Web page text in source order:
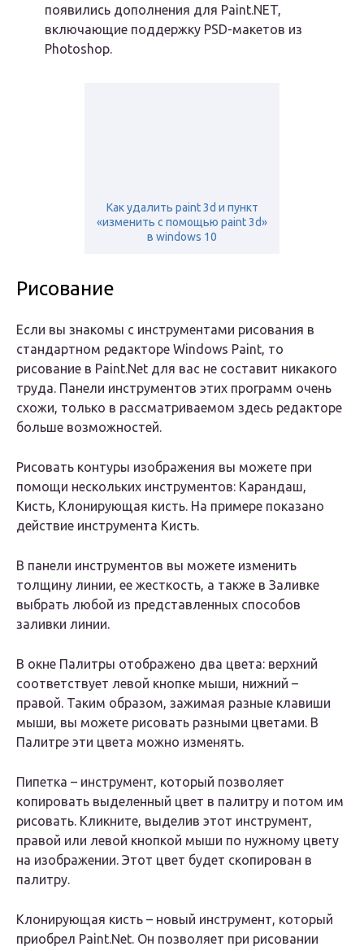
появились дополнения для Paint.NET,
включающие поддержку PSD-макетов из
Photoshop.
Как удалить paint 3d и пункт
«изменить с помощью paint 3d»
в windows 10
Рисование
Если вы знакомы с инструментами рисования в
стандартном редакторе Windows Paint, то
рисование в Paint.Net для вас не составит никакого
труда. Панели инструментов этих программ очень
схожи, только в рассматриваемом здесь редакторе
больше возможностей.
Рисовать контуры изображения вы можете при
помощи нескольких инструментов: Карандаш,
Кисть, Клонирующая кисть. На примере показано
действие инструмента Кисть.
В панели инструментов вы можете изменить
толщину линии, ее жесткость, а также в Заливке
выбрать любой из представленных способов
заливки линии.
В окне Палитры отображено два цвета: верхний
соответствует левой кнопке мыши, нижний –
правой. Таким образом, зажимая разные клавиши
мыши, вы можете рисовать разными цветами. В
Палитре эти цвета можно изменять.
Пипетка – инструмент, который позволяет
копировать выделенный цвет в палитру и потом им
рисовать. Кликните, выделив этот инструмент,
правой или левой кнопкой мыши по нужному цвету
на изображении. Этот цвет будет скопирован в
палитру.
Клонирующая кисть – новый инструмент, который
приобрел Paint.Net. Он позволяет при рисовании